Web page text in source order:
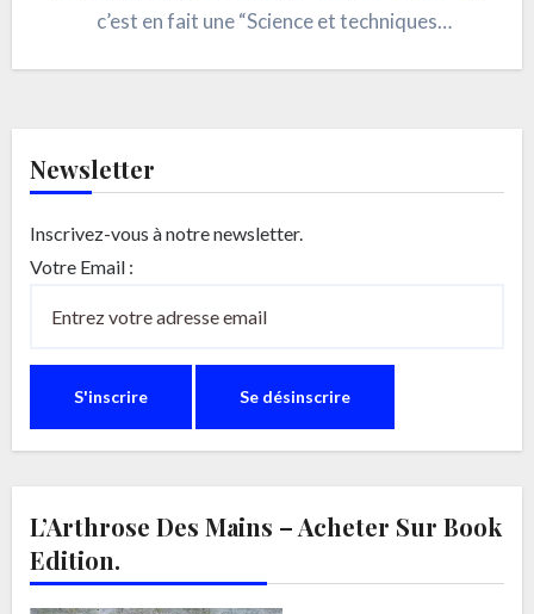
c’est en fait une “Science et techniques
Newsletter
Inscrivez-vous à notre newsletter.
Votre Email :
L’Arthrose Des Mains – Acheter Sur Book
Edition.